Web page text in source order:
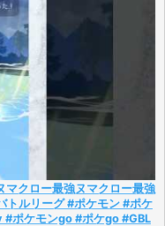
マクロー最強ヌマクロー最強
トルリーグ #ポケモン #ポケ
#ポケモンgo #ポケgo #GBL